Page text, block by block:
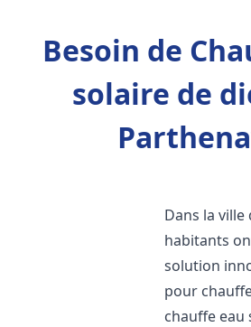
Besoin de
solaire de
Dans la ville
habitants
solution
pour
chauffe eau